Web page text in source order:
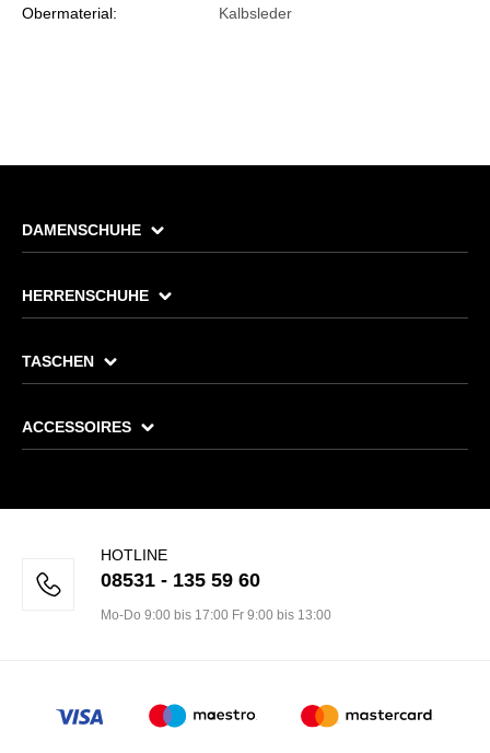
Obermaterial: Kalbsleder
DAMENSCHUHE
HERRENSCHUHE
TASCHEN
ACCESSOIRES
HOTLINE
08531 - 135 59 60
Mo-Do 9:00 bis 17:00 Fr 9:00 bis 13:00